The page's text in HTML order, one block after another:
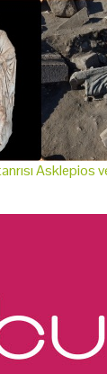
Asklepios